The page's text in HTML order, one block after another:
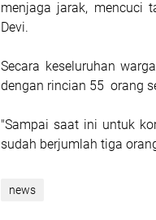
menjaga jarak, mencuci
Devi.
Secara keseluruhan
dengan rincian 55 orang
"Sampai saat ini untuk
sudah berjumlah tiga
news